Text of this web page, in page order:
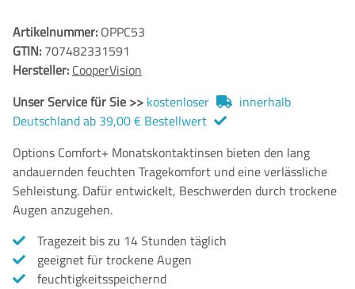
Artikelnummer: OPPC53
GTIN: 707482331591
Hersteller: CooperVision
Unser Service für Sie >> kostenloser
innerhalb
Deutschland ab 39,00 € Bestellwert
Options Comfort+ Monatskontaktinsen bieten den lang
andauernden feuchten Tragekomfort und eine verlässliche
Sehleistung. Dafür entwickelt, Beschwerden durch trockene
Augen anzugehen.
Tragezeit bis zu 14 Stunden täglich
geeignet für trockene Augen
feuchtigkeitsspeichernd